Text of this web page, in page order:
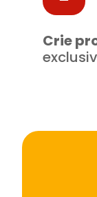
Crie